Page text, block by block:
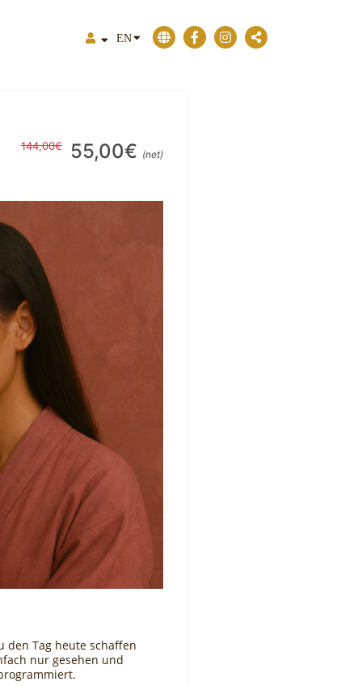
EN
55,00€ (net)
144,00€
den Tag heute schaffen
nur gesehen und